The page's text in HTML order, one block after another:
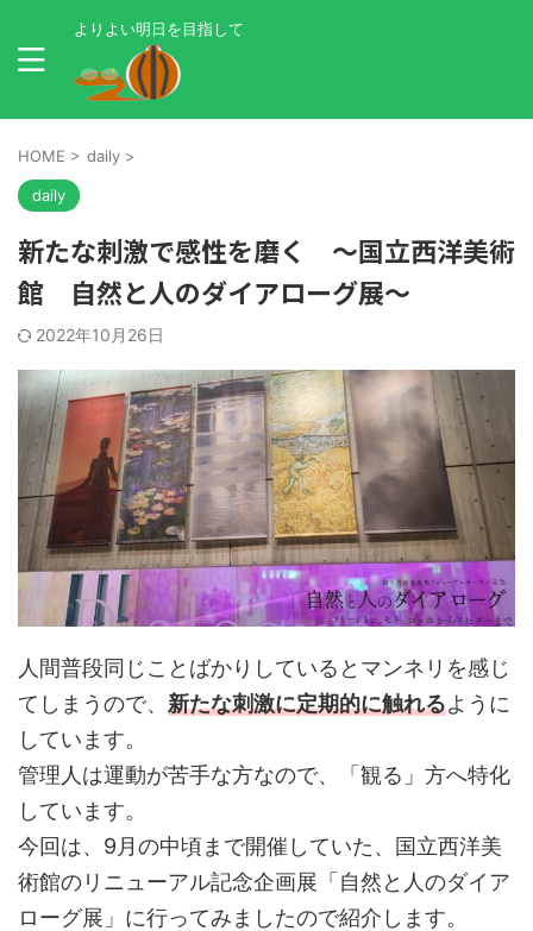
よりよい明日を目指して
HOME > daily >
daily
新たな刺激で感性を磨く ～国立西洋美術
館 自然と人のダイアローグ展～
2022年10月26日
人間普段同じことばかりしているとマンネリを感じ
てしまうので、 新たな刺激に定期的に触れるように
しています。
管理人は運動が苦手な方なので、「観る」方へ特化
しています。
今回は、9月の中頃まで開催していた、国立西洋美
術館のリニューアル記念企画展「自然と人のダイア
ローグ展」に行ってみましたので紹介します。